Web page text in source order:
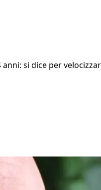
si dice per